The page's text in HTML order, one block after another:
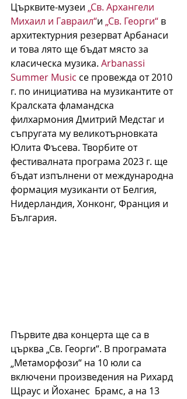
Църквите-музеи „Св. Архангели
Михаил и Гавраил“и „Св. Георги“ в
архитектурния резерват Арбанаси
и това лято ще бъдат място за
класическа музика. Arbanassi
Summer Music се провежда от 2010
г. по инициатива на музикантите от
Кралската фламандска
филхармония Дмитрий Медстаг и
съпругата му великотърновката
Юлита Фъсева. Творбите от
фестивалната програма 2023 г. ще
бъдат изпълнени от международна
формация музиканти от Белгия,
Нидерландия, Хонконг, Франция и
България.
Първите два концерта ще са в
църква „Св. Георги“. В програмата
„Метаморфози“ на 10 юли са
включени произведения на Рихард
Щраус и Йоханес  Брамс, а на 13